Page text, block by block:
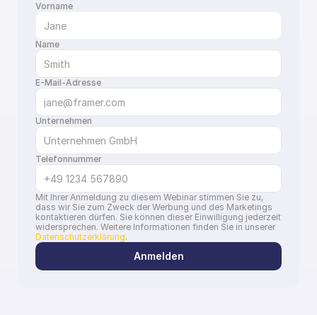
Vorname
Name
E-Mail-Adresse
Unternehmen
Telefonnummer
Mit Ihrer Anmeldung zu diesem Webinar stimmen Sie zu,
dass wir Sie zum Zweck der Werbung und des Marketings
kontaktieren dürfen. Sie können dieser Einwilligung jederzeit
Datenschutzerklärung.
Anmelden